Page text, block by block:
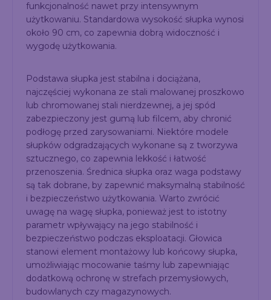
funkcjonalność nawet przy intensywnym
użytkowaniu. Standardowa wysokość słupka wynosi
około 90 cm, co zapewnia dobrą widoczność i
wygodę użytkowania.
Podstawa słupka jest stabilna i dociążana,
najczęściej wykonana ze stali malowanej proszkowo
lub chromowanej stali nierdzewnej, a jej spód
zabezpieczony jest gumą lub filcem, aby chronić
podłogę przed zarysowaniami. Niektóre modele
słupków odgradzających wykonane są z tworzywa
sztucznego, co zapewnia lekkość i łatwość
przenoszenia. Średnica słupka oraz waga podstawy
są tak dobrane, by zapewnić maksymalną stabilność
i bezpieczeństwo użytkowania. Warto zwrócić
uwagę na wagę słupka, ponieważ jest to istotny
parametr wpływający na jego stabilność i
bezpieczeństwo podczas eksploatacji. Głowica
stanowi element montażowy lub końcowy słupka,
umożliwiając mocowanie taśmy lub zapewniając
dodatkową ochronę w strefach przemysłowych,
budowlanych czy magazynowych.